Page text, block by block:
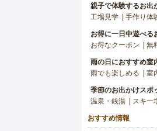
親子で体験するお出
工場見学
手作り体
お得に一日中遊べる
お得なクーポン
無
雨の日におすすめ室
雨でも楽しめる
室
季節のお出かけスポ
温泉・銭湯
スキー
おすすめ情報